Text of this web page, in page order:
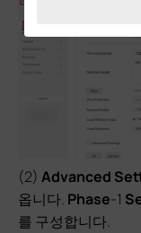
(2) Advanced
옵니다. Phase-1
를 구성합니다.